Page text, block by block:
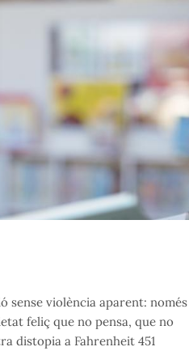
sense violència aparent: només
feliç que no pensa, que no
distopia a Fahrenheit 451